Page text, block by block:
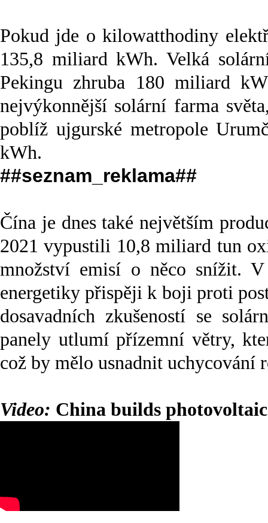
Pokud jde o kilowatthodiny
135,8 miliard kWh. Velká
Pekingu zhruba 180 miliard
nejvýkonnější solární farma
poblíž ujgurské metropole
kWh.
##seznam_reklama##
Čína je dnes také největším
2021 vypustili 10,8 miliard tun
množství emisí o něco snížit.
energetiky přispěji k boji proti
dosavadních zkušeností se
panely utlumí přízemní větry,
což by mělo usnadnit uchycování
Video: China builds